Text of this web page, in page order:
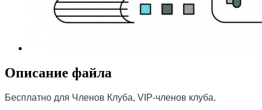
Описание файла
Бесплатно для Членов Клуба, VIP-членов клуба.